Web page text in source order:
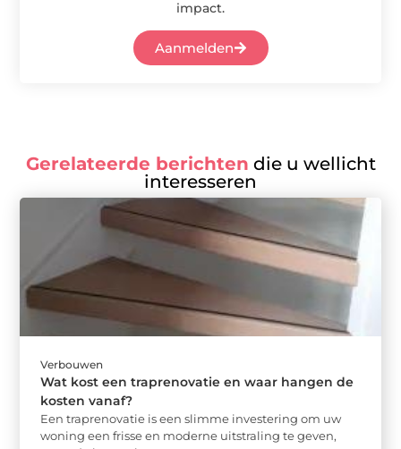
impact.
Aanmelden
Gerelateerde berichten die u wellicht
interesseren
Verbouwen
Wat kost een traprenovatie en waar hangen de
kosten vanaf?
Een traprenovatie is een slimme investering om uw
woning een frisse en moderne uitstraling te geven,